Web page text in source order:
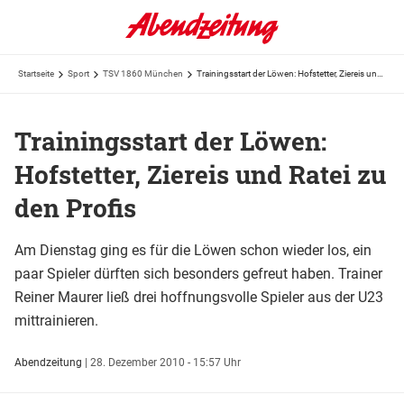
Startseite Sport TSV 1860 München
Trainingsstart der Löwen:
Hofstetter, Ziereis und Ratei zu
den Profis
Am Dienstag ging es für die Löwen schon wieder los, ein
paar Spieler dürften sich besonders gefreut haben. Trainer
Reiner Maurer ließ drei hoffnungsvolle Spieler aus der U23
mittrainieren.
Abendzeitung | 28. Dezember 2010 - 15:57 Uhr